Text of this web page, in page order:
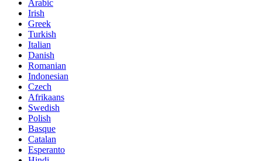
Arabic
Irish
Greek
Turkish
Italian
Danish
Romanian
Indonesian
Czech
Afrikaans
Swedish
Polish
Basque
Catalan
Esperanto